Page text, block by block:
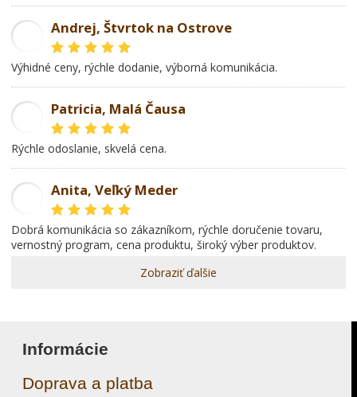
Andrej, Štvrtok na Ostrove
Výhidné ceny, rýchle dodanie, výborná komunikácia.
Patricia, Malá Čausa
rýchle odoslanie, skvelá cena.
Anita, Veľký Meder
dobrá komunikácia so zákazníkom, rýchle doručenie tovaru,
vernostný program, cena produktu, široký výber produktov.
Zobraziť ďalšie
Informácie
Doprava a platba